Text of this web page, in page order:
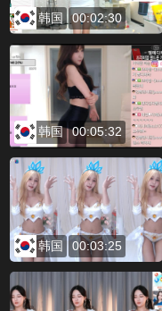
韩国 00:02:30
韩国 00:05:32
韩国 00:03:25